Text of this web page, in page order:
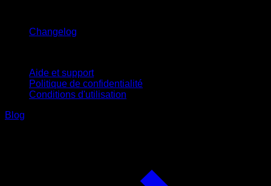
Changelog
Aide et support
Politique de confidentialité
Conditions d'utilisation
Blog